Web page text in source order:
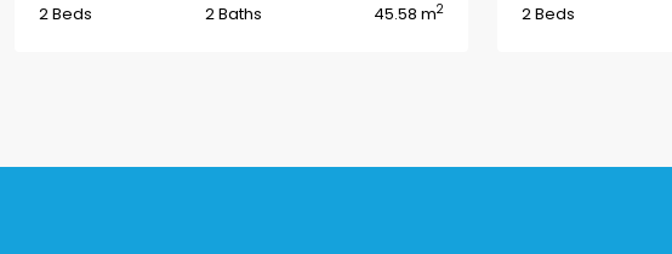
2 Beds 2 Baths 45.58 m2 2 Beds